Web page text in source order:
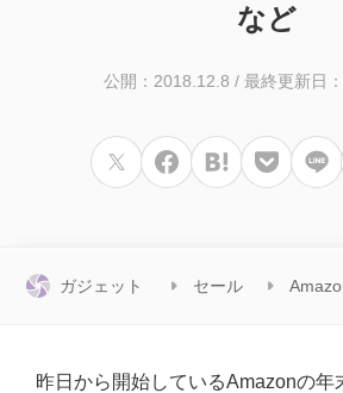
など
公開：2018.12.8 / 最終更新日
ガジェット セール
昨日から開始しているAmazonの年